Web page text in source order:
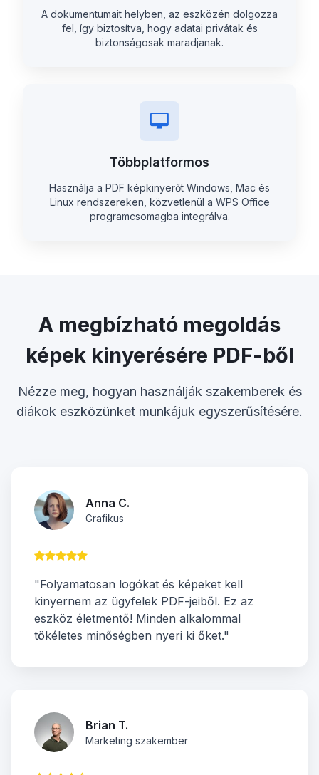
A dokumentumait helyben, az eszközén dolgozza
fel, így biztosítva, hogy adatai privátak és
biztonságosak maradjanak.
Többplatformos
Használja a PDF képkinyerőt Windows, Mac és
Linux rendszereken, közvetlenül a WPS Office
programcsomagba integrálva.
A megbízható megoldás
képek kinyerésére PDF-ből
Nézze meg, hogyan használják szakemberek és
diákok eszközünket munkájuk egyszerűsítésére.
Anna C.
Grafikus
"Folyamatosan logókat és képeket kell
kinyernem az ügyfelek PDF-jeiből. Ez az
eszköz életmentő! Minden alkalommal
tökéletes minőségben nyeri ki őket."
Brian T.
Marketing szakember